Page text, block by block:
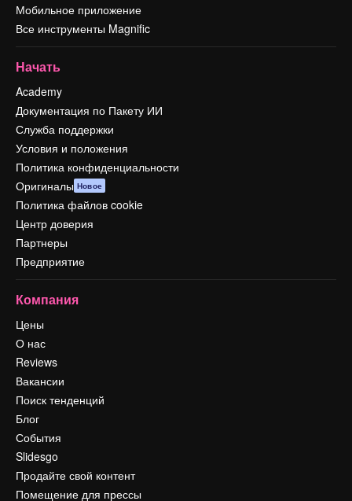
Мобильное приложение
Все инструменты Magnific
Начать
Academy
Документация по Пакету ИИ
Служба поддержки
Условия и положения
Политика конфиденциальности
Оригиналы Новое
Политика файлов cookie
Центр доверия
Партнеры
Предприятие
Компания
Цены
О нас
Reviews
Вакансии
Поиск тенденций
Блог
События
Slidesgo
Продайте свой контент
Помещение для прессы